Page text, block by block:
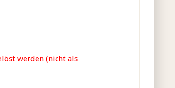
werden (nicht als